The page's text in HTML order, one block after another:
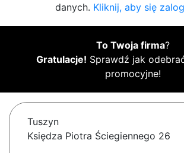
danych. Kliknij, aby się
To Twoja firma?
Gratulacje! Sprawdź jak
promocyjne!
Tuszyn
Księdza Piotra Ściegiennego 26